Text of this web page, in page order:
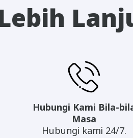
Hubungi Kami Bila-
Masa
Hubungi kami 24/7.